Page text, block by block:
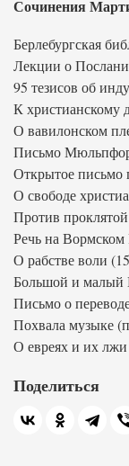
Сочинения
Берлебургская
Лекции о
95 тезисов об
К христианскому
О вавилонском
Письмо
Открытое письмо
О свободе
Против
Речь на Вормском
О рабстве воли
Большой и малый
Письмо о
Похвала музыке
О евреях и их
Поделиться